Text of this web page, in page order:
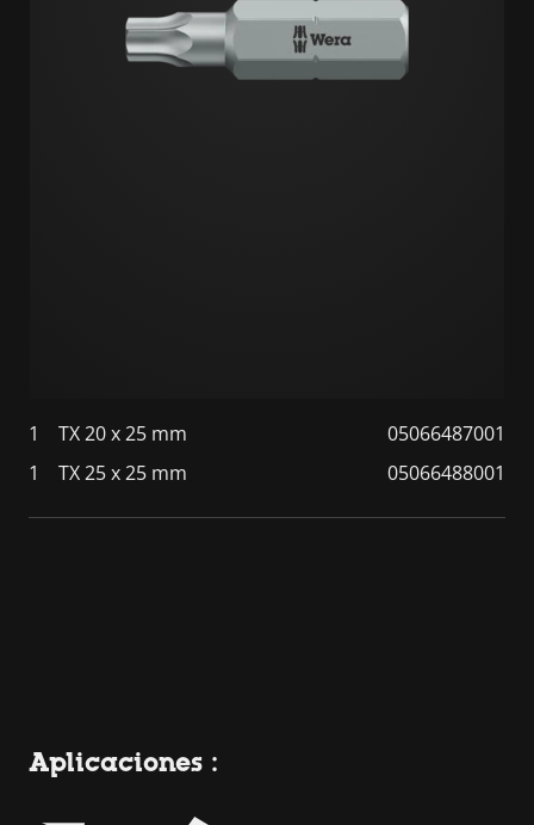
1 TX 20 x 25 mm
05066487001
1
TX 25 x 25 mm 05066488001
Aplicaciones :